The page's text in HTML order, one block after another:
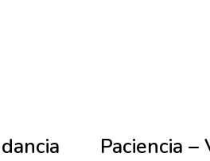
Paciencia –